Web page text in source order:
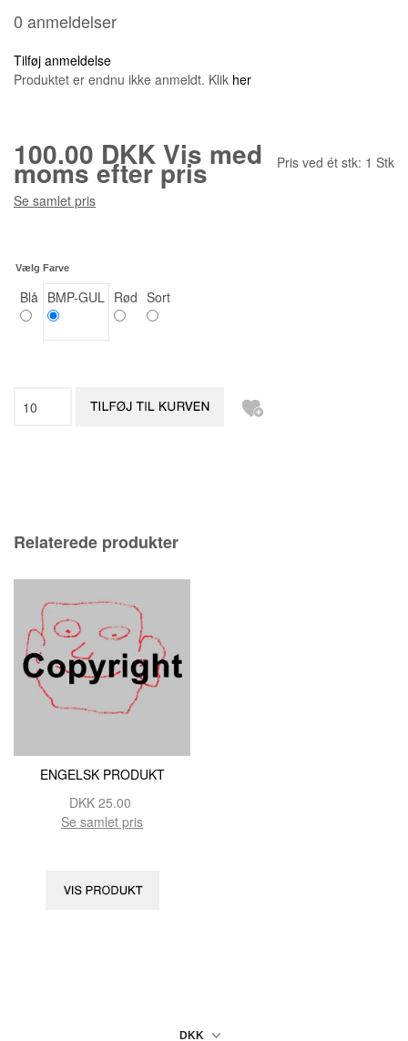
0 anmeldelser
Tilføj anmeldelse
Produktet er endnu ikke anmeldt. Klik her
100.00 DKKVis med
moms efter pris Pris ved ét stk: 1 Stk
Se samlet pris
Vælg Farve
Blå BMP-GUL Rød Sort
Relaterede produkter
ENGELSK PRODUKT
DKK 25.00
Se samlet pris